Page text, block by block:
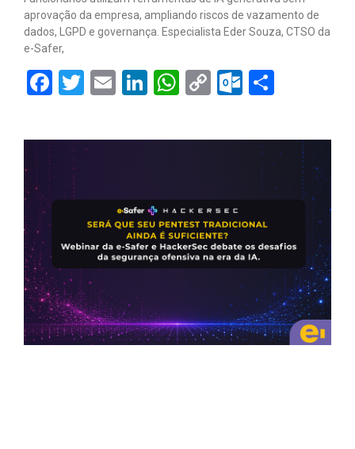
aprovação da empresa, ampliando riscos de vazamento de
dados, LGPD e governança. Especialista Eder Souza, CTSO da
e-Safer,
Facebook
Twitter
EmailLinkedIn
WhatsApp
Copy